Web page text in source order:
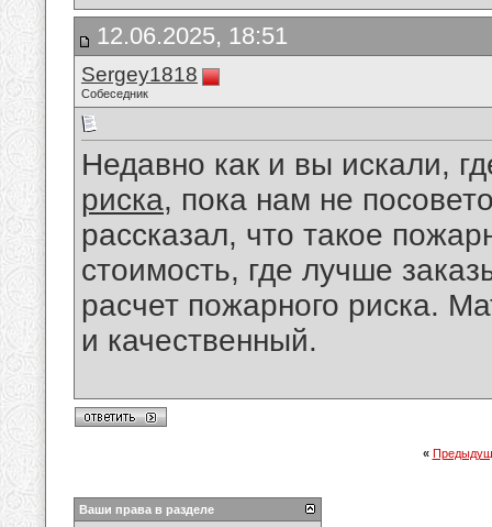
12.06.2025, 18:51
Sergey1818
Собеседник
Недавно как и вы искали,
риска, пока нам не
рассказал, что такое
стоимость, где лучше
расчет пожарного риска.
и качественный.
«
Ваши права в разделе